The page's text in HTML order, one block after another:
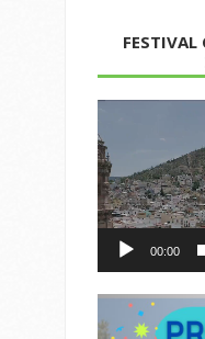
FESTIVAL
de
vídeo
00:00